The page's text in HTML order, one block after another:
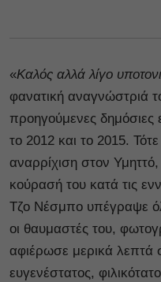
«Καλός αλλά λίγο
φανατική αναγνώστριά
προηγούμενες δημόσιες
το 2012 και το 2015.
αναρρίχιση στον
κούρασή του κατά τις
Τζο Νέσμπο υπέγραψε
οι θαυμαστές του,
αφιέρωσε μερικά λεπτά
ευγενέστατος,